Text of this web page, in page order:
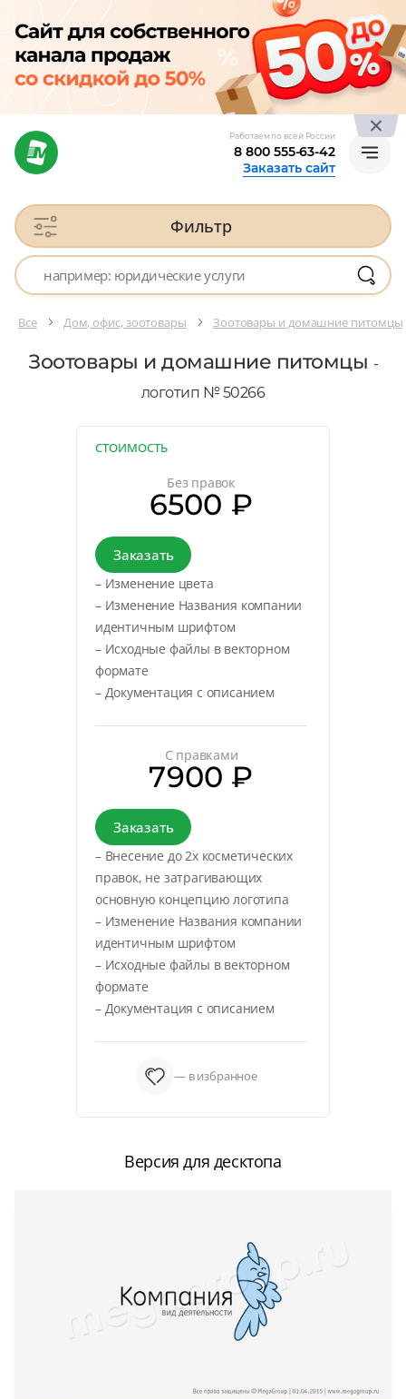
Работаем по всей России
8 800 555-63-42
Заказать сайт
Фильтр
Все Дом, офис, зоотовары Зоотовары и домашние питомцы
Зоотовары и домашние питомцы -
логотип № 50266
СТОИМОСТЬ
Без правок
6500 ₽
Заказать
– Изменение цвета
– Изменение Названия компании
идентичным шрифтом
– Исходные файлы в векторном
формате
– Документация с описанием
С правками
7900 ₽
Заказать
– Внесение до 2х косметических
правок, не затрагивающих
основную концепцию логотипа
– Изменение Названия компании
идентичным шрифтом
– Исходные файлы в векторном
формате
– Документация с описанием
— в избранное
Версия для десктопа